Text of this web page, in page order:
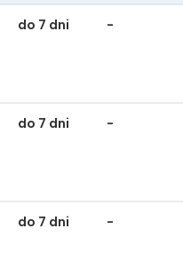
do 7 dni -
do 7 dni -
do 7 dni -